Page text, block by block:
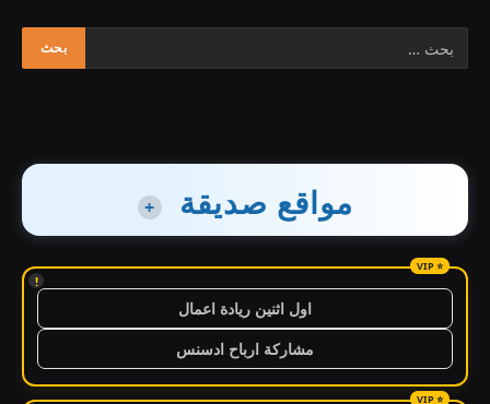
مواقع صديقة +
!
اول اثنين ريادة اعمال
مشاركة ارباح ادسنس